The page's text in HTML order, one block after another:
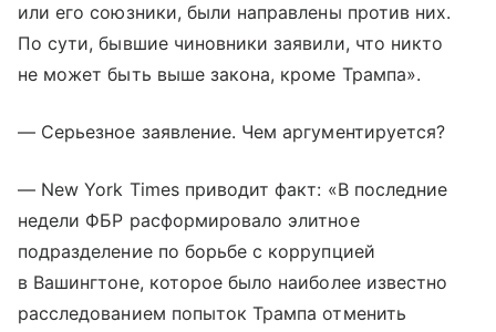
или его союзники, были направлены против них.
По сути, бывшие чиновники заявили, что никто
не может быть выше закона, кроме Трампа».
— Серьезное заявление. Чем аргументируется?
— New York Times приводит факт: «В последние
недели ФБР расформировало элитное
подразделение по борьбе с коррупцией
в Вашингтоне, которое было наиболее известно
расследованием попыток Трампа отменить